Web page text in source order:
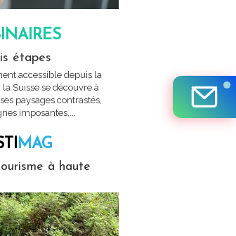
étapes
accessible depuis la
la Suisse se découvre à
paysages contrastés,
imposantes,...
MAG
à haute